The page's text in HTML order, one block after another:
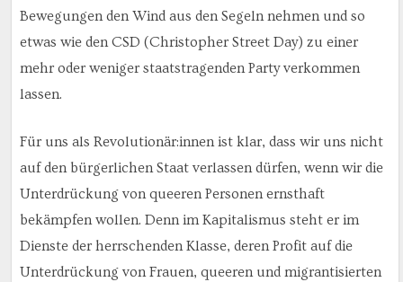
Bewegungen den Wind aus den Segeln nehmen und so
etwas wie den CSD (Christopher Street Day) zu einer
mehr oder weniger staatstragenden Party verkommen
lassen.
Für uns als Revolutionär:innen ist klar, dass wir uns nicht
auf den bürgerlichen Staat verlassen dürfen, wenn wir die
Unterdrückung von queeren Personen ernsthaft
bekämpfen wollen. Denn im Kapitalismus steht er im
Dienste der herrschenden Klasse, deren Profit auf die
Unterdrückung von Frauen, queeren und migrantisierten